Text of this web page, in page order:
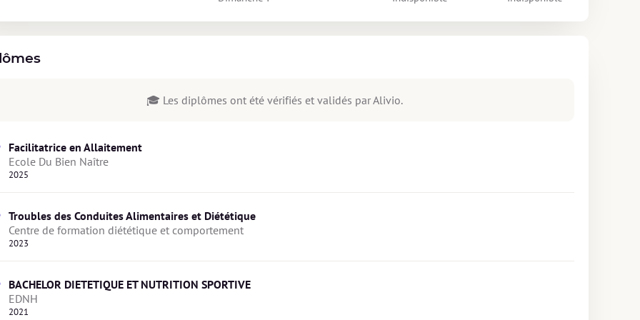
🎓 Les diplômes ont été vérifiés et validés par Alivio.
Facilitatrice en Allaitement
Ecole Du Bien Naître
2025
Troubles des Conduites Alimentaires et Diététique
Centre de formation diététique et comportement
2023
BACHELOR DIETETIQUE ET NUTRITION SPORTIVE
EDNH
2021